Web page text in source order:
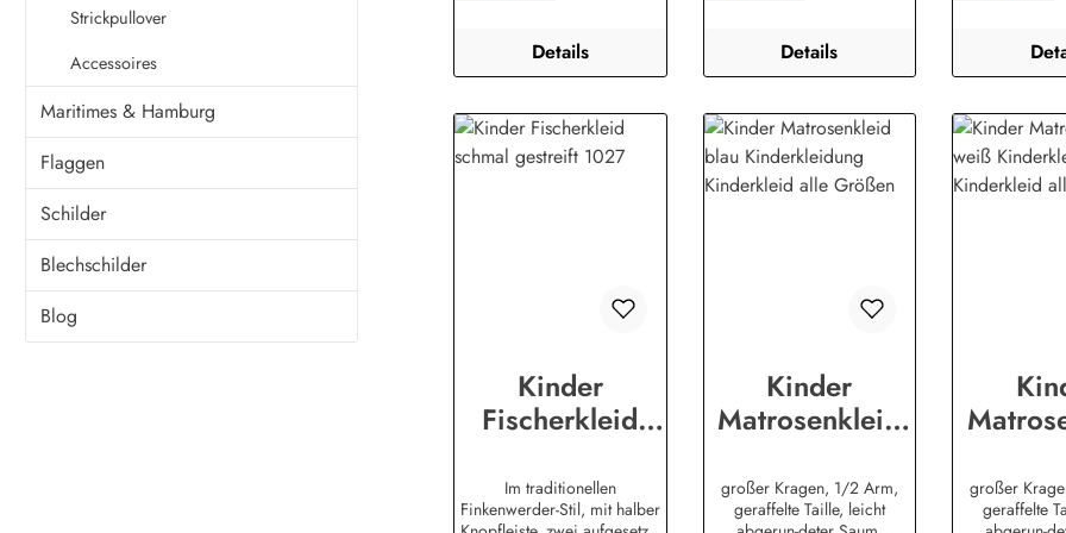
Strickpullover
Accessoires
Maritimes & Hamburg
Flaggen
Schilder
Blechschilder
Blog
bekleidung.de
Details Details
Kinder
Fischerkleid
Finkenwerder
Stil
Im traditionellen
Finkenwerder-Stil, mit halber
Kinder
Matrosenkleid
Kinderkleidung
Kinderkleid alle
großer Kragen, 1/2 Arm,
geraffelte Taille, leicht
großer
geraffelte